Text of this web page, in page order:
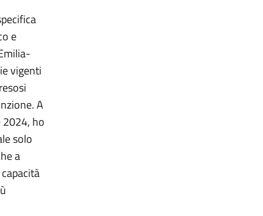
e
vigenti
A
2024, ho
solo
a